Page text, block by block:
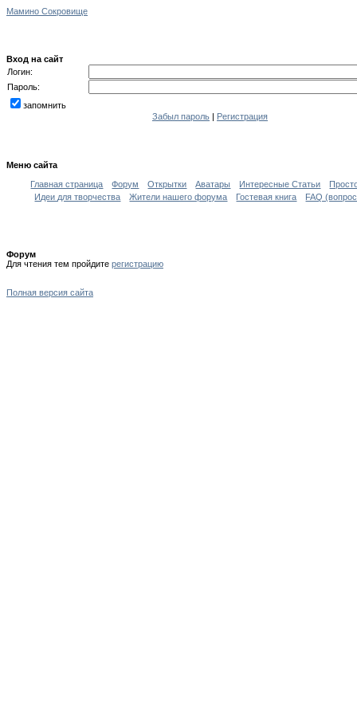
Мамино Сокровище
Вход на сайт
Логин:
Пароль:
запомнить
Забыл пароль | Регистрация
Меню сайта
Главная страница
Форум Открытки Аватары Интересные Статьи
Идеи для творчества
Жители нашего форума Гостевая книга FAQ
Форум
Для чтения тем пройдите регистрацию
Полная версия сайта